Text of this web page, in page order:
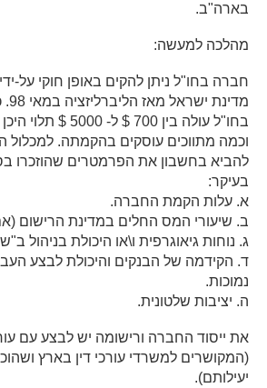
בארה"ב.
מהלכה למעשה:
חברה בחו"ל ניתן להקים באופן חוקי על-
בחו"ל עולה בין 700 $
וכמה מתווכים עוסקים בהקמתה. למכלול
להביא בחשבון את הפרמטרים שהוזכרו
בעיקר:
א. עלות הקמת החברה.
ב. שיעורי המס החלים במדינת הרישום
ג. נוחות גיאוגרפית ו\או היכולת בניהול
ד. הקידמה של הבנקים והיכולת לבצע
נמוכות.
ה. יציבות שלטונית.
את ייסוד החברה ורישומה יש לבצע עם
(המקושרים למשרדי עורכי דין בארץ
יעילותם).